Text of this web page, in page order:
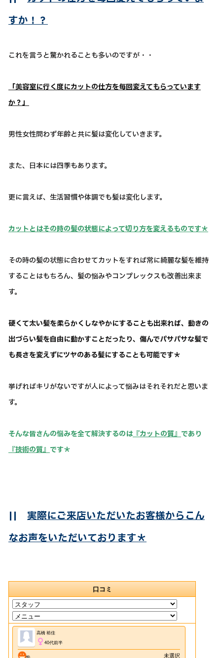
すか！？
これを言うと驚かれることも多いのですが・・
「美容室に行く度にカットの仕方を毎回変えてもらっています
か？」
男性女性問わず年齢と共に髪は変化していきます。
また、日本には四季もあります。
更に言えば、生活習慣や体調でも髪は変化します。
カットとはその時の髪の状態によって切り方を変えるものです＊
その時の髪の状態に合わせてカットをすれば常に綺麗な髪を維持
することはもちろん、髪の悩みやコンプレックスも改善出来ま
す。
硬くて太い髪を柔らかくしなやかにすることも出来れば、動きの
出づらい髪を自由に動かすことだったり、傷んでパサパサな髪で
も長さを変えずにツヤのある髪にすることも可能です＊
挙げればキリがないですが人によって悩みはそれそれだと思いま
す。
そんな皆さんの悩みを全て解決するのは『カットの質』 であり
『技術の質』 です＊
|| 実際にご来店いただいたお客様からこん
なお声をいただいております＊